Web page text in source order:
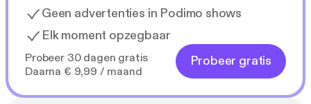
Geen advertenties in Podimo shows
Elk moment opzegbaar
Probeer 30 dagen gratis
Daarna € 9,99 / maand
Probeer gratis